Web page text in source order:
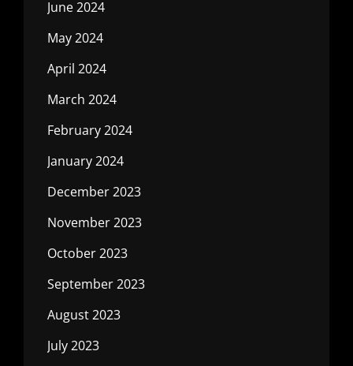
June 2024
May 2024
April 2024
March 2024
February 2024
January 2024
December 2023
November 2023
October 2023
September 2023
August 2023
July 2023